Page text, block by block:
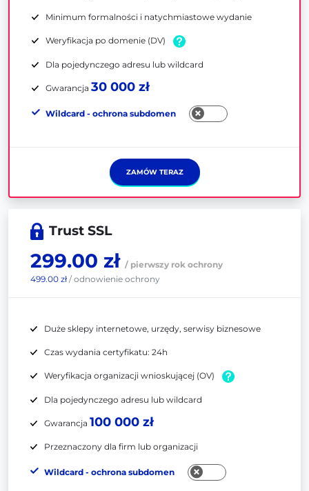
Minimum formalności i natychmiastowe wydanie
Weryfikacja po domenie (DV)
Dla pojedynczego adresu lub wildcard
Gwarancja 30 000 zł
Wildcard - ochrona subdomen
ZAMÓW TERAZ
Trust SSL
299.00 zł / pierwszy rok ochrony
499.00 zł/ odnowienie ochrony
Duże sklepy internetowe, urzędy, serwisy biznesowe
Czas wydania certyfikatu: 24h
Weryfikacja organizacji wnioskującej (OV)
Dla pojedynczego adresu lub wildcard
Gwarancja 100 000 zł
Przeznaczony dla firm lub organizacji
Wildcard - ochrona subdomen